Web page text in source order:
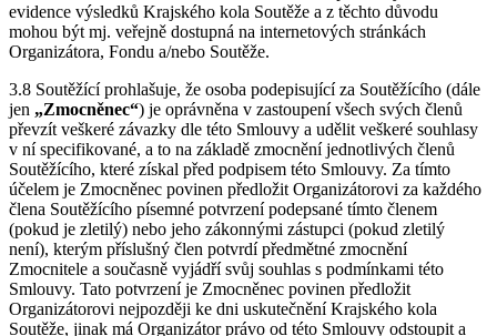
evidence výsledků Krajského kola Soutěže a z těchto důvodu
mohou být mj. veřejně dostupná na internetových stránkách
Organizátora, Fondu a/nebo Soutěže.
3.8 Soutěžící prohlašuje, že osoba podepisující za Soutěžícího (dále
jen „Zmocněnec“) je oprávněna v zastoupení všech svých členů
převzít veškeré závazky dle této Smlouvy a udělit veškeré souhlasy
v ní specifikované, a to na základě zmocnění jednotlivých členů
Soutěžícího, které získal před podpisem této Smlouvy. Za tímto
účelem je Zmocněnec povinen předložit Organizátorovi za každého
člena Soutěžícího písemné potvrzení podepsané tímto členem
(pokud je zletilý) nebo jeho zákonnými zástupci (pokud zletilý
není), kterým příslušný člen potvrdí předmětné zmocnění
Zmocnitele a současně vyjádří svůj souhlas s podmínkami této
Smlouvy. Tato potvrzení je Zmocněnec povinen předložit
Organizátorovi nejpozději ke dni uskutečnění Krajského kola
Soutěže, jinak má Organizátor právo od této Smlouvy odstoupit a